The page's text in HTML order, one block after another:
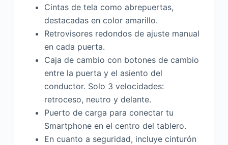
Cintas de tela como abrepuertas,
destacadas en color amarillo.
Retrovisores redondos de ajuste manual
en cada puerta.
Caja de cambio con botones de cambio
entre la puerta y el asiento del
conductor. Solo 3 velocidades:
retroceso, neutro y delante.
Puerto de carga para conectar tu
Smartphone en el centro del tablero.
En cuanto a seguridad, incluye cinturón